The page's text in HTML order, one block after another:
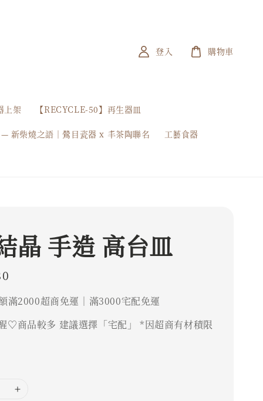
上架 【RECYCLE-50】再生器皿
新柴燒之語｜鶯目瓷器 x 丰茶陶聯名 工藝食器
登入 購物車
晶 手造 高台皿
滿2000超商免運｜滿3000宅配免運
♡商品較多 建議選擇「宅配」 *因超商有材積限